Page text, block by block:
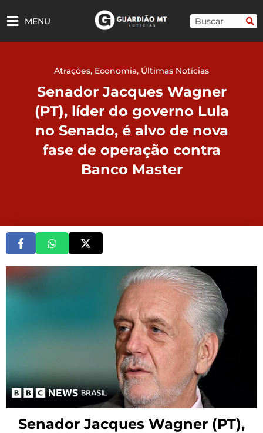
para
MENU Pesquisar
Atrações, Economia, Últimas Notícias
Senador Jacques Wagner
(PT), líder do governo Lula
no Senado, é alvo de nova
fase de operação contra
Banco Master
Senador Jacques Wagner (PT),